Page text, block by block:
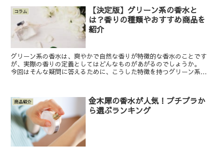
コラム
【決定版】グリーン系の香水と
は？香りの種類やおすすめ商品を
紹介
グリーン系の香水は、爽やかで自然な香りが特徴的な香水のことです
が、実際の香りの定義としてはどんなものがあがるのでしょうか。
今回はそんな疑問に答えるために、こうした特徴を持つグリーン系の
商品紹介
金木犀の香水が人気！プチプラか
ら選ぶランキング